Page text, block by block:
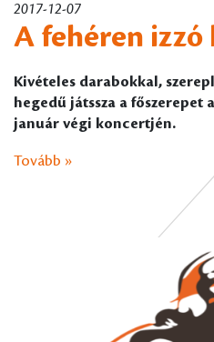
2017-12-07
A fehéren izzó
Kivételes darabokkal,
hegedű játssza a főszerepet
január végi koncertjén.
Tovább »